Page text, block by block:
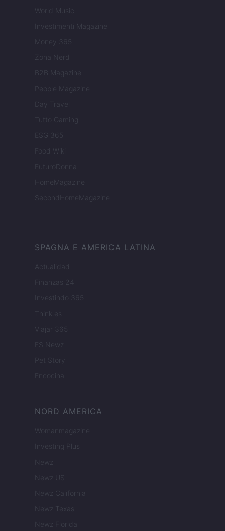
World Music
Investimenti Magazine
Money 365
Zona Nerd
B2B Magazine
People Magazine
Day Travel
Tutto Gaming
ESG 365
Food Wiki
FuturoDonna
HomeMagazine
SecondHomeMagazine
SPAGNA E AMERICA LATINA
Actualidad
Finanzas 24
Investindo 365
Think.es
Viajar 365
ES Newz
Pet Story
Encocina
NORD AMERICA
Womanmagazine
Investing Plus
Newz
Newz US
Newz California
Newz Texas
Newz Florida